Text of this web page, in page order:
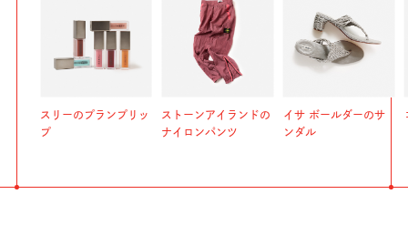
スリーのプランプリッ
プ
ストーンアイランドの
ナイロンパンツ
イサ ボールダーのサ
ンダル